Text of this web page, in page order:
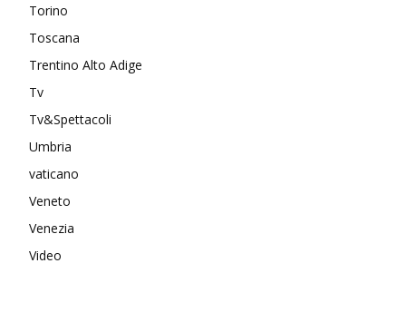
Torino
Toscana
Trentino Alto Adige
Tv
Tv&Spettacoli
Umbria
vaticano
Veneto
Venezia
Video